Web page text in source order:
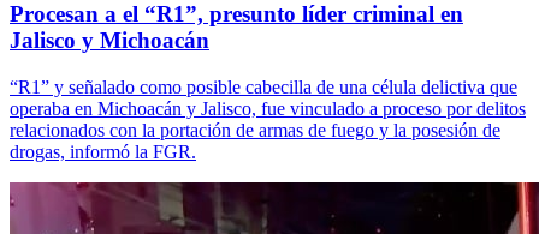
Procesan a el “R1”, presunto líder criminal en
Jalisco y Michoacán
“R1” y señalado como posible cabecilla de una célula delictiva que
operaba en Michoacán y Jalisco, fue vinculado a proceso por delitos
relacionados con la portación de armas de fuego y la posesión de
drogas, informó la FGR.